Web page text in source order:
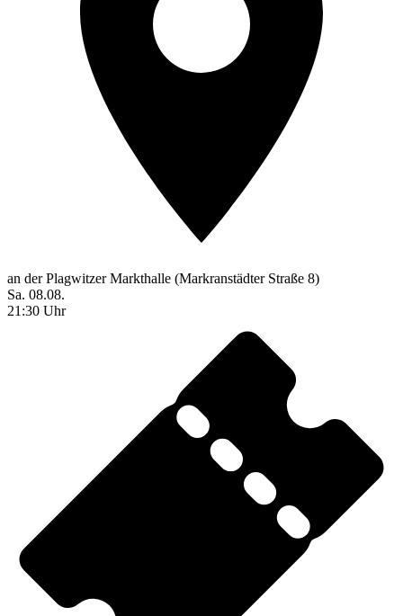
an der Plagwitzer Markthalle (Markranstädter Straße 8)
Sa. 08.08.
21:30 Uhr